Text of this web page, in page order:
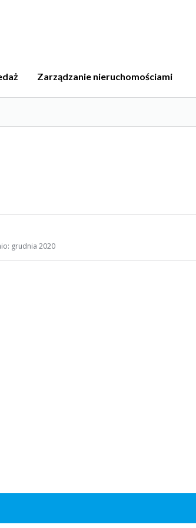
Zarządzanie nieruchomościami
grudnia 2020